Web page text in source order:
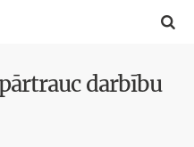

darbību